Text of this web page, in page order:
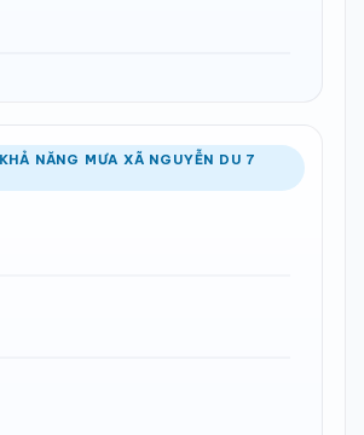
NĂNG MƯA XÃ NGUYỄN DU 7